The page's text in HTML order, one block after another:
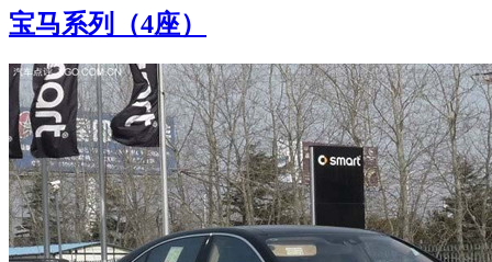
宝马系列（4座）